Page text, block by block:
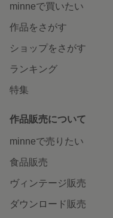
minneで買いたい
作品をさがす
ショップをさがす
ランキング
特集
作品販売について
minneで売りたい
食品販売
ヴィンテージ販売
ダウンロード販売